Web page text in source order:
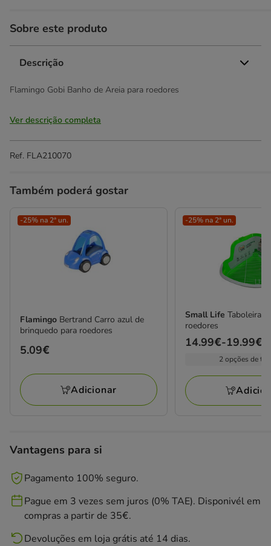
Sobre este produto
Descrição
Flamingo Gobi Banho de Areia para roedores
Ver descrição completa
Ref. FLA210070
Também poderá gostar
-25% na 2ª un.
Flamingo Bertrand Carro azul de
brinquedo para roedores
Preço
5.09€
Adicionar
-25% na 2ª un.
Small LifeTaboleira
roedores
Preço
a
19.99€
14.99€-19.99€
2 opções de
Vantagens para si
Pagamento 100% seguro.
Pague em 3 vezes sem juros (0% TAE). Disponivél em
compras a partir de 35€.
Devoluções em loja grátis até 14 dias.